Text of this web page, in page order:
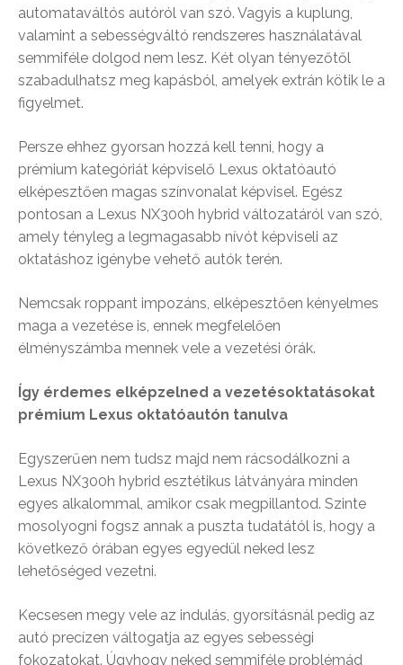
automataváltós autóról van szó. Vagyis a kuplung,
valamint a sebességváltó rendszeres használatával
semmiféle dolgod nem lesz. Két olyan tényezőtől
szabadulhatsz meg kapásból, amelyek extrán kötik le a
figyelmet.
Persze ehhez gyorsan hozzá kell tenni, hogy a
prémium kategóriát képviselő Lexus oktatóautó
elképesztően magas színvonalat képvisel. Egész
pontosan a Lexus NX300h hybrid változatáról van szó,
amely tényleg a legmagasabb nívót képviseli az
oktatáshoz igénybe vehető autók terén.
Nemcsak roppant impozáns, elképesztően kényelmes
maga a vezetése is, ennek megfelelően
élményszámba mennek vele a vezetési órák.
Így érdemes elképzelned a vezetésoktatásokat
prémium Lexus oktatóautón tanulva
Egyszerűen nem tudsz majd nem rácsodálkozni a
Lexus NX300h hybrid esztétikus látványára minden
egyes alkalommal, amikor csak megpillantod. Szinte
mosolyogni fogsz annak a puszta tudatától is, hogy a
következő órában egyes egyedül neked lesz
lehetőséged vezetni.
Kecsesen megy vele az indulás, gyorsításnál pedig az
autó precízen váltogatja az egyes sebességi
fokozatokat. Úgyhogy neked semmiféle problémád